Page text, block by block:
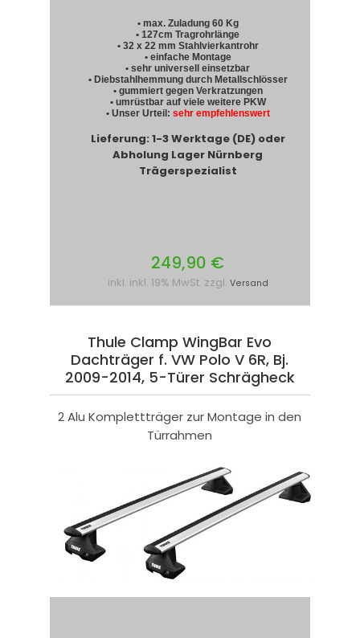
• max. Zuladung 60 Kg
• 127cm Tragrohrlänge
• 32 x 22 mm Stahlvierkantrohr
• einfache Montage
• sehr universell einsetzbar
• Diebstahlhemmung durch Metallschlösser
• gummiert gegen Verkratzungen
• umrüstbar auf viele weitere PKW
• Unser Urteil: sehr empfehlenswert
Lieferung: 1-3 Werktage (DE) oder
Abholung Lager Nürnberg
Trägerspezialist
249,90 €
inkl. inkl. 19% MwSt. zzgl. Versand
Thule Clamp WingBar Evo
Dachträger f. VW Polo V 6R, Bj.
2009-2014, 5-Türer Schrägheck
2 Alu Komplettträger zur Montage in den
Türrahmen